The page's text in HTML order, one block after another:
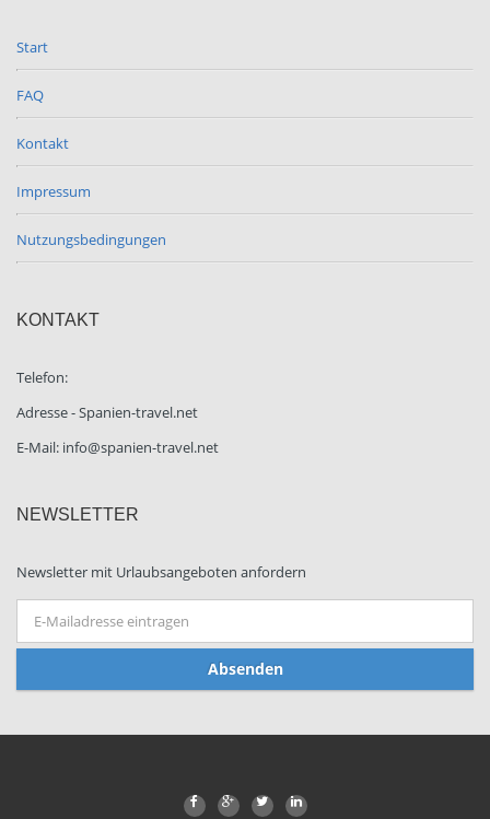
Start
FAQ
Kontakt
Impressum
Nutzungsbedingungen
KONTAKT
Telefon:
Adresse - Spanien-travel.net
E-Mail: info@spanien-travel.net
NEWSLETTER
Newsletter mit Urlaubsangeboten anfordern
Absenden